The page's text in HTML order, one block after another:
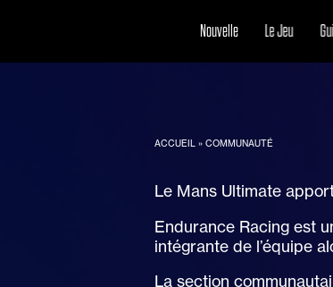
Nouvelle Le Jeu
ACCUEIL »COMMUNAUTÉ
Le Mans Ultimate
Endurance Racing est
intégrante de l’équipe
La section